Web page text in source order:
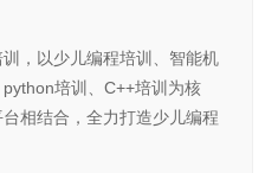
，以少儿编程培训、智能机
培训、C++培训为核
相结合，全力打造少儿编程